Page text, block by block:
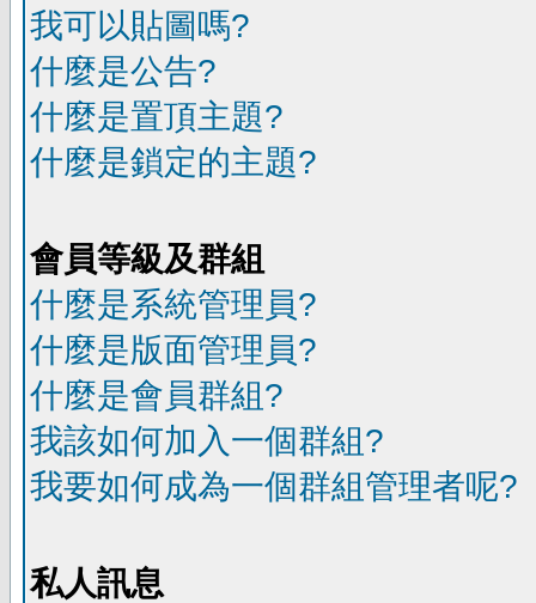
我可以貼圖嗎?
什麼是公告?
什麼是置頂主題?
什麼是鎖定的主題?
會員等級及群組
什麼是系統管理員?
什麼是版面管理員?
什麼是會員群組?
我該如何加入一個群組?
我要如何成為一個群組管理者呢?
私人訊息